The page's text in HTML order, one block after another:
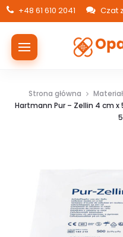
+48 61 610 2041 Czat
Strona główna
Hartmann Pur – Zellin 4 cm